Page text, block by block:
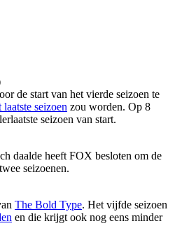
de start van het vierde seizoen te
laatste seizoen zou worden. Op 8
seizoen van start.
daalde heeft FOX besloten om de
seizoenen.
The Bold Type. Het vijfde seizoen
en die krijgt ook nog eens minder